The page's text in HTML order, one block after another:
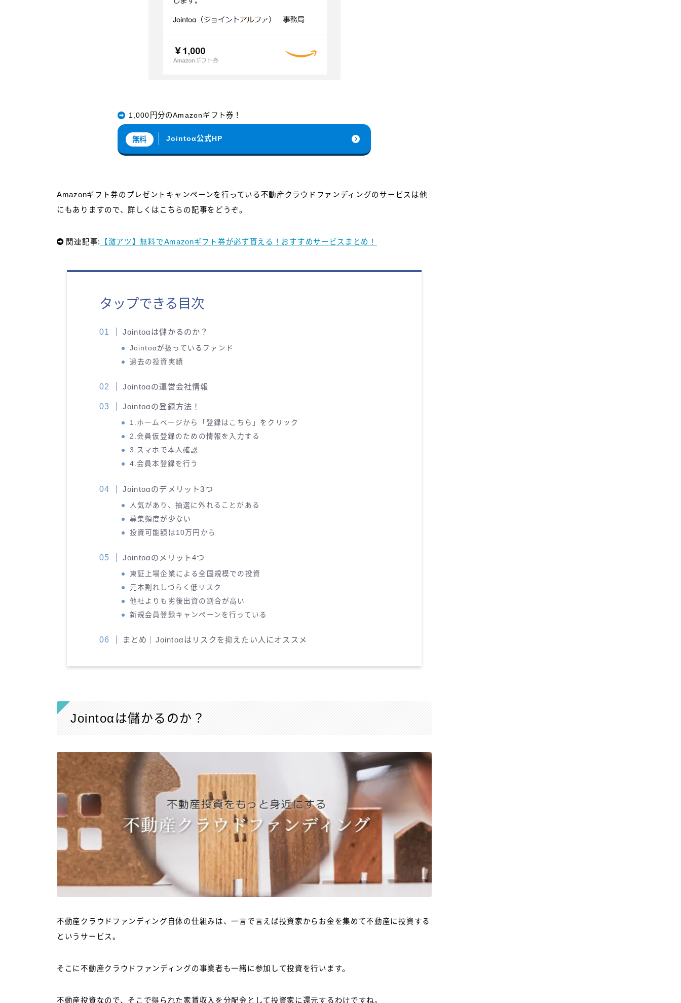
1,000円分のAmazonギフト券！
無料 Jointoα公式HP
Amazonギフト券のプレゼントキャンペーンを行っている不動産クラウドファンディングのサービスは他
にもありますので、詳しくはこちらの記事をどうぞ。
関連記事: 【激アツ】無料でAmazonギフト券が必ず貰える！おすすめサービスまとめ！
タップできる目次
Jointoαは儲かるのか？
Jointoαが扱っているファンド
過去の投資実績
Jointoαの運営会社情報
Jointoαの登録方法！
1.ホームページから「登録はこちら」をクリック
2.会員仮登録のための情報を入力する
3.スマホで本人確認
4.会員本登録を行う
Jointoαのデメリット3つ
人気があり、抽選に外れることがある
募集頻度が少ない
投資可能額は10万円から
Jointoαのメリット4つ
東証上場企業による全国規模での投資
元本割れしづらく低リスク
他社よりも劣後出資の割合が高い
新規会員登録キャンペーンを行っている
まとめ｜Jointoαはリスクを抑えたい人にオススメ
Jointoαは儲かるのか？
不動産クラウドファンディング自体の仕組みは、一言で言えば投資家からお金を集めて不動産に投資する
というサービス。
そこに不動産クラウドファンディングの事業者も一緒に参加して投資を行います。
不動産投資なので、そこで得られた家賃収入を分配金として投資家に還元するわけですね。